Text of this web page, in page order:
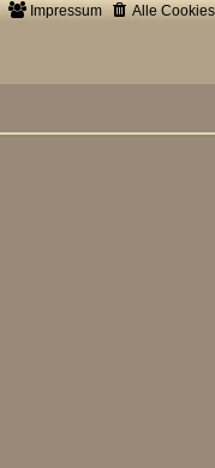
Alle
Impressum